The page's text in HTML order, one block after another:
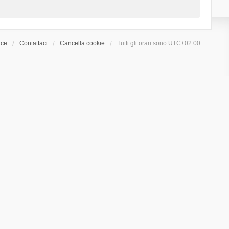
Contattaci Cancella cookie Tutti gli orari sono UTC+02:00